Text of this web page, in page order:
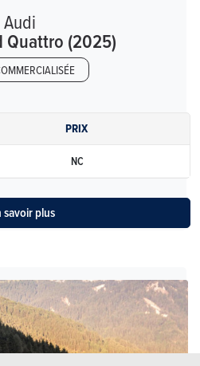
Audi
Quattro (2025)
PRIX
NC
savoir plus